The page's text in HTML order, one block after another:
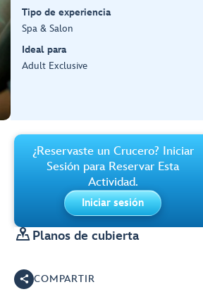
Tipo de experiencia
Spa & Salon
Ideal para
Adult Exclusive
¿Reservaste un Crucero? Iniciar
Sesión para Reservar Esta
Actividad.
Iniciar sesión
 Planos de cubierta
COMPARTIR